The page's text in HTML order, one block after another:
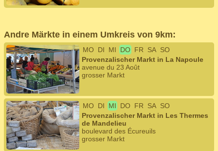
Andre Märkte in einem Umkreis von 9km:
MO DI MI DO FR SA SO
Provenzalischer Markt in La Napoule
avenue du 23 Août
grosser Markt
MO DI MI DO FR SA SO
Provenzalischer Markt in Les Thermes
de Mandelieu
boulevard des Écureuils
grosser Markt